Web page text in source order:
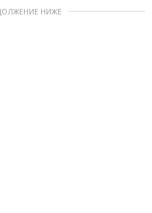
НИЖЕ